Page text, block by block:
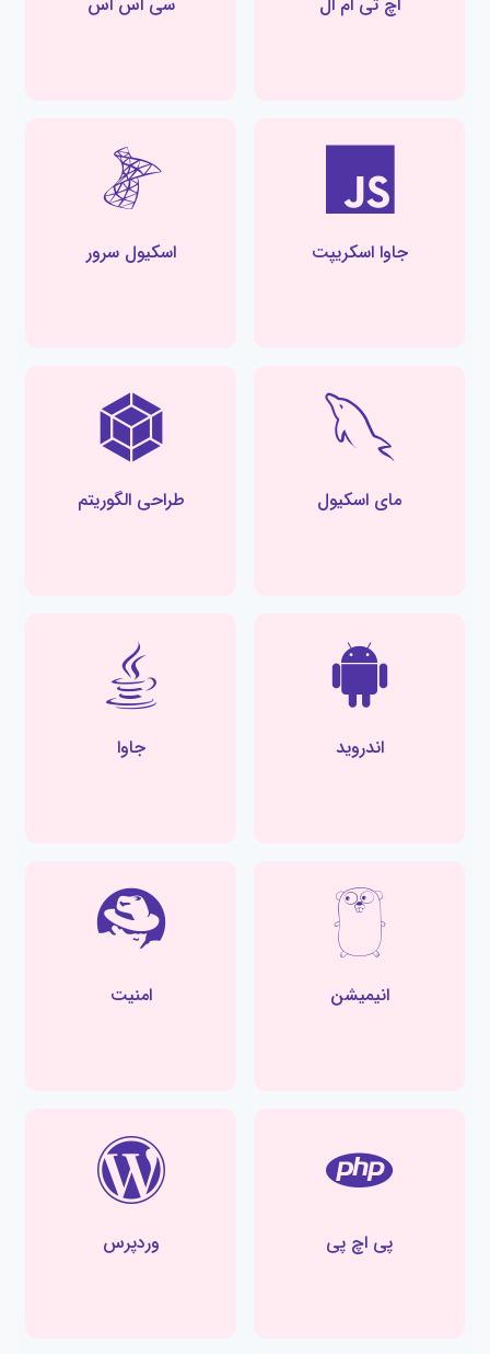
جاوا اسکریپت اسکیول سرور
مای اسکیول طراحی الگوریتم
اندروید جاوا
انیمیشن امنیت
پی اچ پی وردپرس